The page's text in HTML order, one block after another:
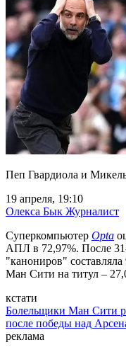
Пеп Гвардиола и
19 апреля, 19:10
Олекса Бык Журналист
Суперкомпьютер Opta
АПЛ в 72,97%. После 31-
"канониров"
Ман Сити на титул –
кстати
Болельщики Ман Сити
после победы над
реклама